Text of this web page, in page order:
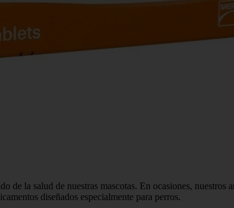
de la salud de nuestras mascotas. En ocasiones,
diseñados especialmente para perros.